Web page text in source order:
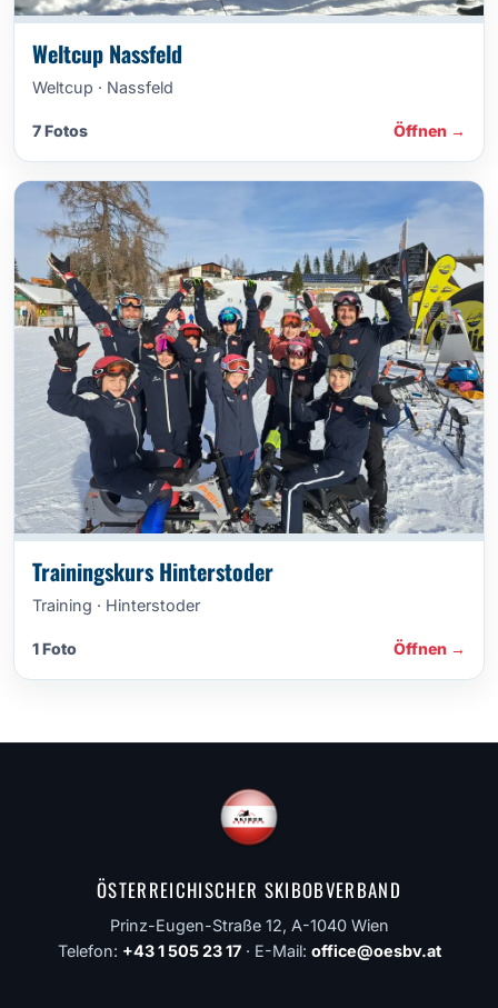
Weltcup Nassfeld
Weltcup · Nassfeld
7 Fotos Öffnen →
Trainingskurs Hinterstoder
Training · Hinterstoder
1 Foto Öffnen →
ÖSTERREICHISCHER SKIBOBVERBAND
Prinz-Eugen-Straße 12, A-1040 Wien
Telefon: +43 1 505 23 17· E-Mail: office@oesbv.at